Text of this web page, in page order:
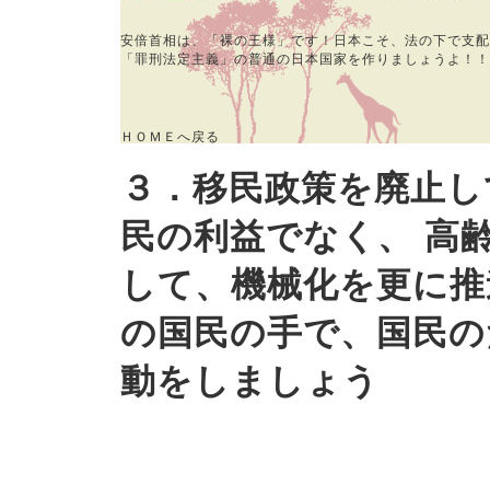
安倍首相は、「裸の王様」です！日本こそ、法の下で支
「罪刑法定主義」の普通の日本国家を作りましょうよ！！
ＨＯＭＥへ戻る
３．移民政策を廃止
民の利益でなく、 高
して、機械化を更に
の国民の手で、国民
動をしましょう